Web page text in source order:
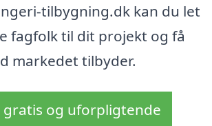
tilbygning.dk kan du let
fagfolk til dit projekt og få
markedet tilbyder.
gratis og uforpligtende